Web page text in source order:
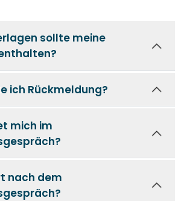
sollte meine
ich Rückmeldung?
mich im
nach dem